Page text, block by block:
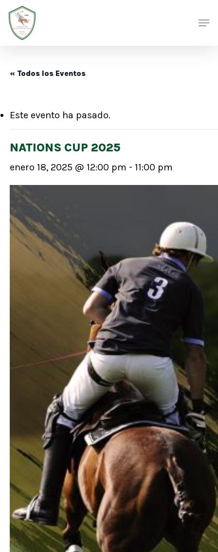
Skip
main
« Todos los Eventos
Este evento ha pasado.
NATIONS CUP 2025
enero 18, 2025 @ 12:00 pm - 11:00 pm